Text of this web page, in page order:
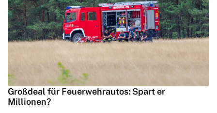
Großdeal für Feuerwehrautos: Spart er
Millionen?